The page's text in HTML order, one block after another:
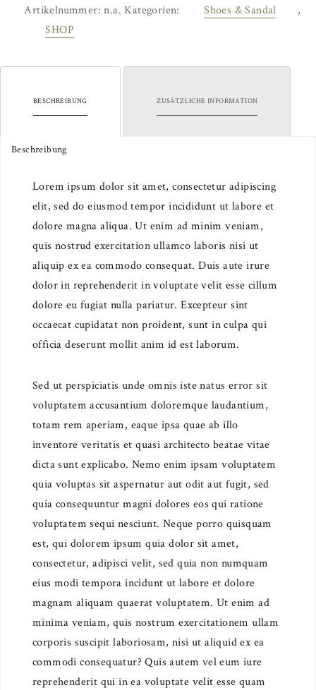
Menge
Artikelnummer:n.a. Kategorien: Shoes & Sandal
,
SHOP
BESCHREIBUNG ZUSÄTZLICHE INFORMATION
Beschreibung
Lorem ipsum dolor sit amet, consectetur adipiscing
elit, sed do eiusmod tempor incididunt ut labore et
dolore magna aliqua. Ut enim ad minim veniam,
quis nostrud exercitation ullamco laboris nisi ut
aliquip ex ea commodo consequat. Duis aute irure
dolor in reprehenderit in voluptate velit esse cillum
dolore eu fugiat nulla pariatur. Excepteur sint
occaecat cupidatat non proident, sunt in culpa qui
officia deserunt mollit anim id est laborum.
Sed ut perspiciatis unde omnis iste natus error sit
voluptatem accusantium doloremque laudantium,
totam rem aperiam, eaque ipsa quae ab illo
inventore veritatis et quasi architecto beatae vitae
dicta sunt explicabo. Nemo enim ipsam voluptatem
quia voluptas sit aspernatur aut odit aut fugit, sed
quia consequuntur magni dolores eos qui ratione
voluptatem sequi nesciunt. Neque porro quisquam
est, qui dolorem ipsum quia dolor sit amet,
consectetur, adipisci velit, sed quia non numquam
eius modi tempora incidunt ut labore et dolore
magnam aliquam quaerat voluptatem. Ut enim ad
minima veniam, quis nostrum exercitationem ullam
corporis suscipit laboriosam, nisi ut aliquid ex ea
commodi consequatur? Quis autem vel eum iure
reprehenderit qui in ea voluptate velit esse quam